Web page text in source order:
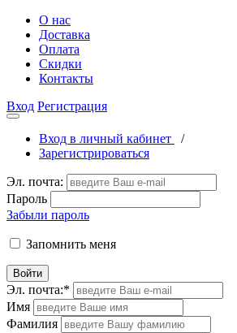
О нас
Доставка
Оплата
Скидки
Контакты
Вход Регистрация
Вход в личный кабинет
/
Зарегистрироваться
Эл. почта:
Пароль
Забыли пароль
Запомнить меня
Войти
Эл. почта:*
Имя
Фамилия